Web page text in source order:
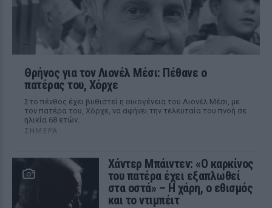
Θρήνος για τον Λιονέλ Μέσι: Πέθανε ο
πατέρας του, Χόρχε
Στο πένθος έχει βυθιστεί η οικογένεια του Λιονέλ Μέσι, με
τον πατέρα του, Χόρχε, να αφήνει την τελευταία του πνοή σε
ηλικία 68 ετών.
ΣΉΜΕΡΑ
Χάντερ Μπάιντεν: «Ο καρκίνος
του πατέρα έχει εξαπλωθεί
στα οστά» – Η χάρη, ο εθισμός
και το ντιμπέιτ